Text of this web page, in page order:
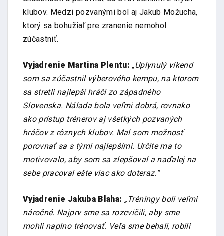
klubov. Medzi pozvanými bol aj Jakub Možucha,
ktorý sa bohužiaľ pre zranenie nemohol
zúčastniť.
Vyjadrenie Martina Plentu: „Uplynulý víkend
som sa zúčastnil výberového kempu, na ktorom
sa stretli najlepší hráči zo západného
Slovenska. Nálada bola veľmi dobrá, rovnako
ako prístup trénerov aj všetkých pozvaných
hráčov z rôznych klubov. Mal som možnosť
porovnať sa s tými najlepšími. Určite ma to
motivovalo, aby som sa zlepšoval a naďalej na
sebe pracoval ešte viac ako doteraz.“
Vyjadrenie Jakuba Blaha: „Tréningy boli veľmi
náročné. Najprv sme sa rozcvičili, aby sme
mohli naplno trénovať. Veľa sme behali, robili